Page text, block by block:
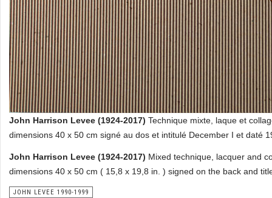
John Harrison Levee (1924-2017) Technique mixte, laque et
dimensions 40 x 50 cm signé au dos et intitulé December I et daté
John Harrison Levee (1924-2017) Mixed technique, lacquer and
dimensions 40 x 50 cm ( 15,8 x 19,8 in. ) signed on the back and
JOHN LEVEE 1990-1999